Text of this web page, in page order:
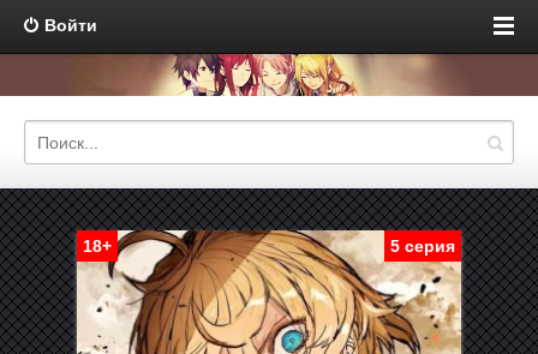
Войти
5 серия
18+